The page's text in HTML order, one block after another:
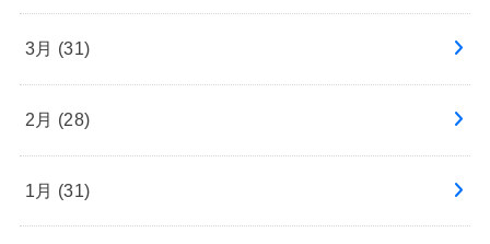
3月 (31)
2月 (28)
1月 (31)